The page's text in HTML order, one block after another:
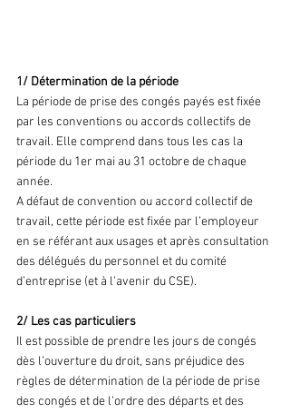
1/ Détermination de la période
La période de prise des congés payés est fixée
par les conventions ou accords collectifs de
travail. Elle comprend dans tous les cas la
période du 1er mai au 31 octobre de chaque
année.
A défaut de convention ou accord collectif de
travail, cette période est fixée par l’employeur
en se référant aux usages et après consultation
des délégués du personnel et du comité
d’entreprise (et à l’avenir du CSE).
2/ Les cas particuliers
Il est possible de prendre les jours de congés
dès l’ouverture du droit, sans préjudice des
règles de détermination de la période de prise
des congés et de l’ordre des départs et des